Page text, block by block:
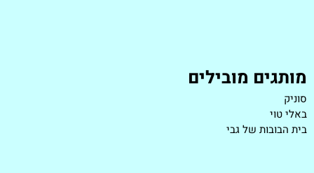
מותגים מובילים
סוניק
באלי טוי
בית הבובות של גבי